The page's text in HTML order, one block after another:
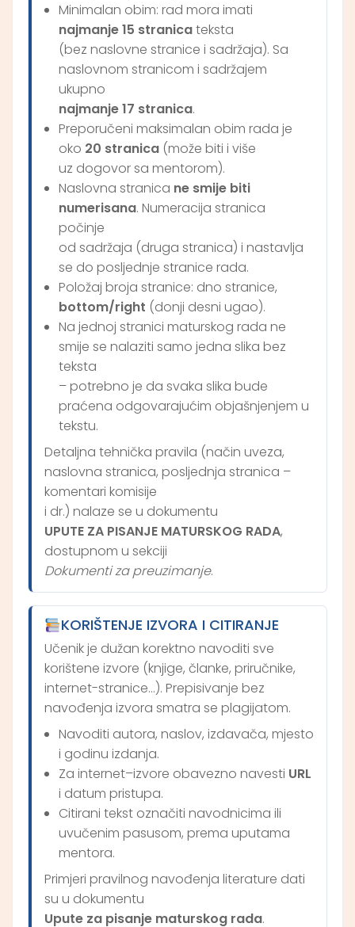
Minimalan obim: rad mora imati
najmanje 15 stranicateksta
(bez naslovne stranice i sadržaja). Sa
naslovnom stranicom i sadržajem
ukupno
najmanje 17 stranica.
Preporučeni maksimalan obim rada je
oko 20 stranica (može biti i više
uz dogovor sa mentorom).
Naslovna stranica ne smije biti
numerisana. Numeracija stranica
počinje
od sadržaja (druga stranica) i nastavlja
se do posljednje stranice rada.
Položaj broja stranice: dno stranice,
bottom/right (donji desni ugao).
Na jednoj stranici maturskog rada ne
smije se nalaziti samo jedna slika bez
teksta
– potrebno je da svaka slika bude
praćena odgovarajućim objašnjenjem u
tekstu.
Detaljna tehnička pravila (način uveza,
naslovna stranica, posljednja stranica –
komentari komisije
i dr.) nalaze se u dokumentu
UPUTE ZA PISANJE MATURSKOG RADA,
dostupnom u sekciji
Dokumenti za preuzimanje.
KORIŠTENJE IZVORA I CITIRANJE
Učenik je dužan korektno navoditi sve
korištene izvore (knjige, članke, priručnike,
internet-stranice…). Prepisivanje bez
navođenja izvora smatra se plagijatom.
Navoditi autora, naslov, izdavača, mjesto
i godinu izdanja.
Za internet–izvore obavezno navesti URL
i datum pristupa.
Citirani tekst označiti navodnicima ili
uvučenim pasusom, prema uputama
mentora.
Primjeri pravilnog navođenja literature dati
su u dokumentu
Upute za pisanje maturskog rada.